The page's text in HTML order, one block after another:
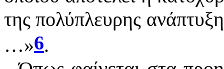
της πολύπλευρης
…»6.